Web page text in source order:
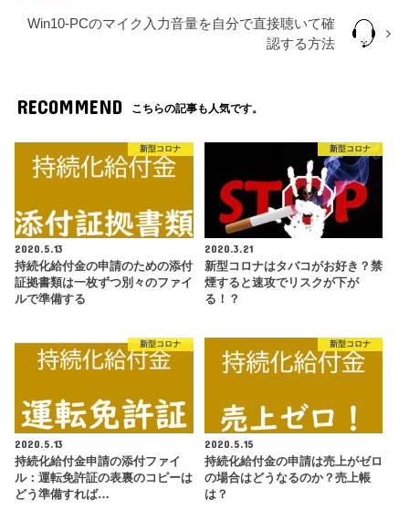
Win10-PCのマイク入力音量を自分で直接聴いて確
認する方法
RECOMMEND こちらの記事も人気です。
新型コロナ
2020.5.13
持続化給付金の申請のための添付
証拠書類は一枚ずつ別々のファイ
ルで準備する
新型コロナ
2020.3.21
新型コロナはタバコがお好き？禁
煙すると速攻でリスクが下が
る！？
新型コロナ
2020.5.13
持続化給付金申請の添付ファイ
ル：運転免許証の表裏のコピーは
どう準備すれば…
新型コロナ
2020.5.15
持続化給付金の申請は売上がゼロ
の場合はどうなるのか？売上帳
は？